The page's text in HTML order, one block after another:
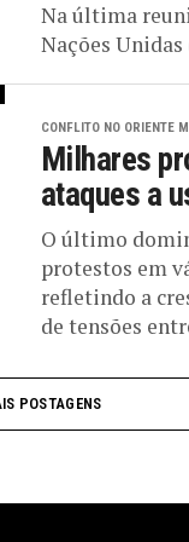
Na última
Nações Unidas
CONFLITO NO ORIENTE
Milhares
ataques a
O último
protestos em
refletindo a
de tensões
POSTAGENS